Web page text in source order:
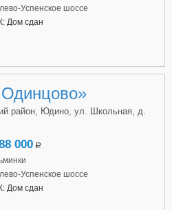
Успенское шоссе
Дом сдан
район, Юдино, ул. Школьная, д.
000 a
Успенское шоссе
Дом сдан